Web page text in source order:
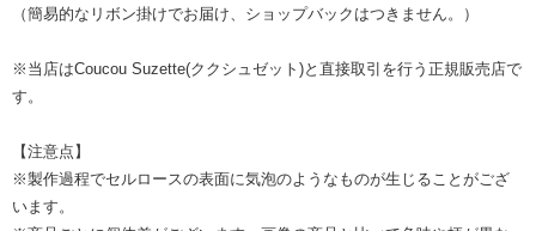
（簡易的なリボン掛けでお届け、ショップバックはつきません。）
※当店はCoucou Suzette(ククシュゼット)と直接取引を行う正規販売店で
す。
【注意点】
※製作過程でセルロースの表面に気泡のようなものが生じることがござ
います。